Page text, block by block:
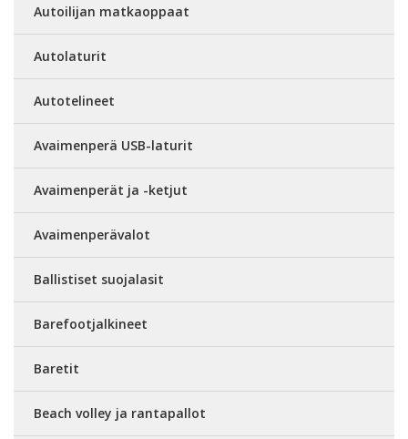
Autoilijan matkaoppaat
Autolaturit
Autotelineet
Avaimenperä USB-laturit
Avaimenperät ja -ketjut
Avaimenperävalot
Ballistiset suojalasit
Barefootjalkineet
Baretit
Beach volley ja rantapallot